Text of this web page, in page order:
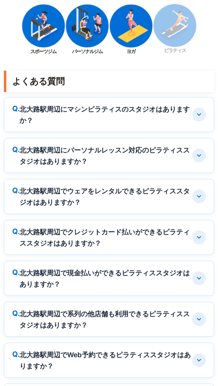
スポーツジム パーソナルジム ヨガ ピラティス
よくある質問
北大路駅周辺にマシンピラティスのスタジオはあります
か？
北大路駅周辺にパーソナルレッスン対応のピラティスス
タジオはありますか？
北大路駅周辺でウェアをレンタルできるピラティススタ
ジオはありますか？
北大路駅周辺でクレジットカード払いができるピラティ
ススタジオはありますか？
北大路駅周辺で現金払いができるピラティススタジオは
ありますか？
北大路駅周辺で系列の他店舗も利用できるピラティスス
タジオはありますか？
北大路駅周辺でWeb予約できるピラティススタジオはあ
りますか？